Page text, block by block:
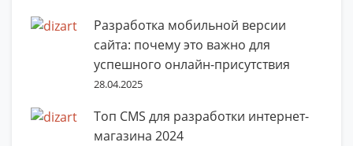
Разработка мобильной версии
сайта: почему это важно для
успешного онлайн-присутствия
28.04.2025
Топ CMS для разработки интернет-
магазина 2024